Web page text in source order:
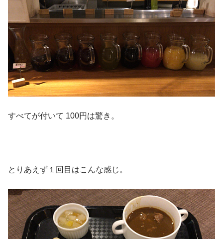
すべてが付いて 100円は驚き。
とりあえず１回目はこんな感じ。